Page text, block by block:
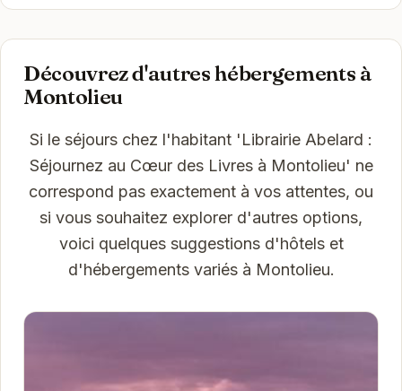
Découvrez d'autres hébergements à
Montolieu
Si le séjours chez l'habitant 'Librairie Abelard :
Séjournez au Cœur des Livres à Montolieu' ne
correspond pas exactement à vos attentes, ou
si vous souhaitez explorer d'autres options,
voici quelques suggestions d'hôtels et
d'hébergements variés à Montolieu.